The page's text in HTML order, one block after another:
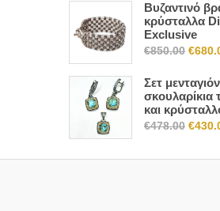
Βυζαντινό
κρύσταλλα
Exclusive
€850.00
was:
€
Σετ μενταγιόν
σκουλαρίκια
και
€478.00
was:
€